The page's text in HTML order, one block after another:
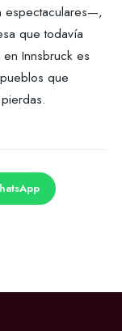
que todavía
Innsbruck es
que